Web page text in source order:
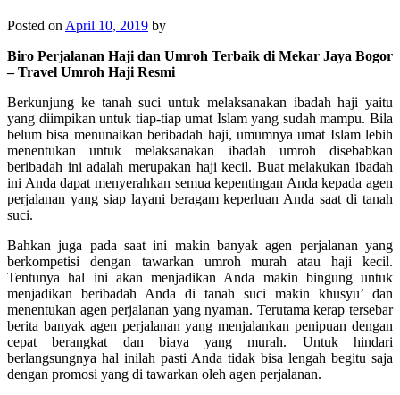
Posted on April 10, 2019 by
Biro Perjalanan Haji dan Umroh Terbaik di Mekar Jaya Bogor
– Travel Umroh Haji Resmi
Berkunjung ke tanah suci untuk melaksanakan ibadah haji yaitu
yang diimpikan untuk tiap-tiap umat Islam yang sudah mampu. Bila
belum bisa menunaikan beribadah haji, umumnya umat Islam lebih
menentukan untuk melaksanakan ibadah umroh disebabkan
beribadah ini adalah merupakan haji kecil. Buat melakukan ibadah
ini Anda dapat menyerahkan semua kepentingan Anda kepada agen
perjalanan yang siap layani beragam keperluan Anda saat di tanah
suci.
Bahkan juga pada saat ini makin banyak agen perjalanan yang
berkompetisi dengan tawarkan umroh murah atau haji kecil.
Tentunya hal ini akan menjadikan Anda makin bingung untuk
menjadikan beribadah Anda di tanah suci makin khusyu’ dan
menentukan agen perjalanan yang nyaman. Terutama kerap tersebar
berita banyak agen perjalanan yang menjalankan penipuan dengan
cepat berangkat dan biaya yang murah. Untuk hindari
berlangsungnya hal inilah pasti Anda tidak bisa lengah begitu saja
dengan promosi yang di tawarkan oleh agen perjalanan.